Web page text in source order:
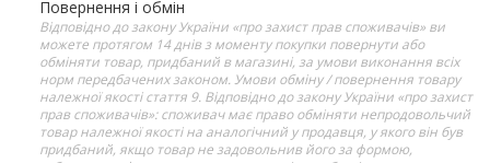
Повернення і обмін
Відповідно до закону України «про захист прав споживачів» ви
можете протягом 14 днів з моменту покупки повернути або
обміняти товар, придбаний в магазині, за умови виконання всіх
норм передбачених законом. Умови обміну / повернення товару
належної якості стаття 9. Відповідно до закону України «про захист
прав споживачів»: споживач має право обміняти непродовольчий
товар належної якості на аналогічний у продавця, у якого він був
придбаний, якщо товар не задовольнив його за формою,